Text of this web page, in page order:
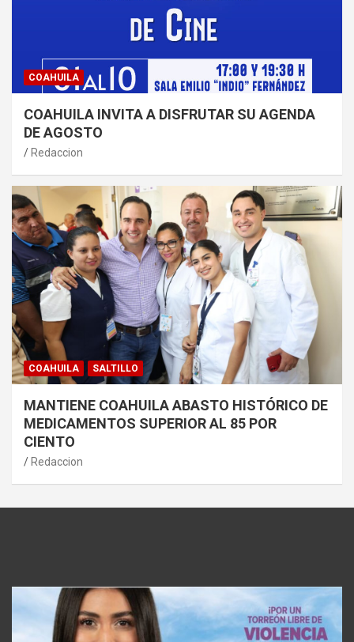
COAHUILA
COAHUILA INVITA A DISFRUTAR SU AGENDA
DE AGOSTO
Redaccion
COAHUILA SALTILLO
MANTIENE COAHUILA ABASTO HISTÓRICO DE
MEDICAMENTOS SUPERIOR AL 85 POR
CIENTO
Redaccion